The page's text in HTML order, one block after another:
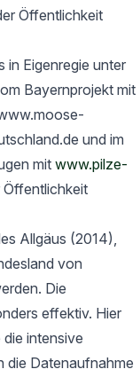
Öffentlichkeit
in Eigenregie unter
Bayernprojekt mit
und im
mit www.pilze-
Öffentlichkeit
Allgäus (2014),
von
Die
effektiv. Hier
intensive
die Datenaufnahme